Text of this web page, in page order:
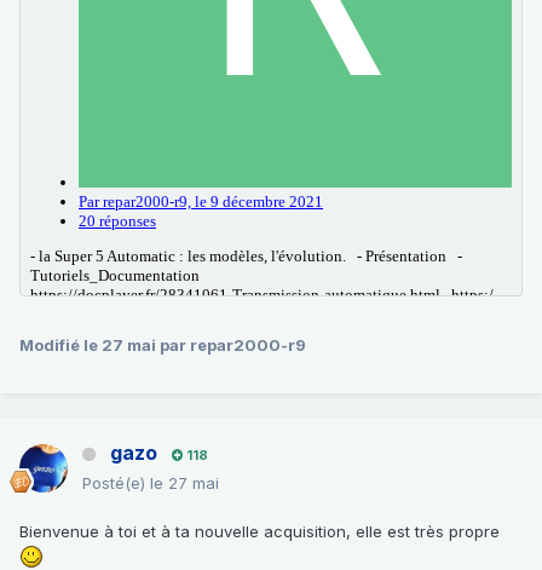
Modifié le 27 mai par repar2000-r9
gazo 118
Posté(e) le 27 mai
Bienvenue à toi et à ta nouvelle acquisition, elle est très propre